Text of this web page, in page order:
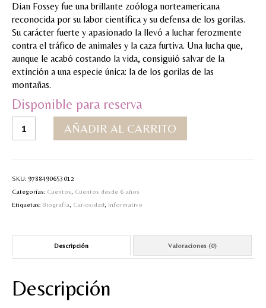
BLOG
MI CUENTA
Valoraciones y opiniones de TejiendoLEE un
cuento
Dian Fossey fue una brillante zoóloga norteamericana
reconocida por su labor científica y su defensa de los gorilas.
Su carácter fuerte y apasionado la llevó a luchar ferozmente
contra el tráfico de animales y la caza furtiva. Una lucha que,
aunque le acabó costando la vida, consiguió salvar de la
extinción a una especie única: la de los gorilas de las
montañas.
Disponible para reserva
Fossey
cantidad
AÑADIR AL CARRITO
SKU: 9788490653012
Categorías: Cuentos
Cuentos desde 6 años
Etiquetas: Biografía Curiosidad Informativo
Descripción Valoraciones (0)
Descripción